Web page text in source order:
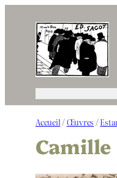
contenu
Accueil /Œuvres /